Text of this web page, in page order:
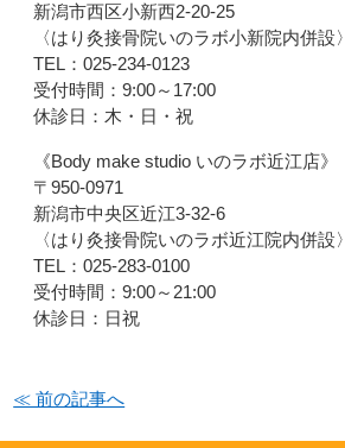
新潟市西区小新西2-20-25
〈はり灸接骨院いのラボ小新院内併設〉
TEL：025-234-0123
受付時間：9:00～17:00
休診日：木・日・祝
《Body make studio いのラボ近江店》
〒950-0971
新潟市中央区近江3-32-6
〈はり灸接骨院いのラボ近江院内併設〉
TEL：025-283-0100
受付時間：9:00～21:00
休診日：日祝
≪ 前の記事へ